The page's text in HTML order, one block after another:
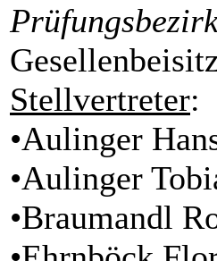
Stellvertreter:
•Aulinger
•Aulinger
•Braumandl